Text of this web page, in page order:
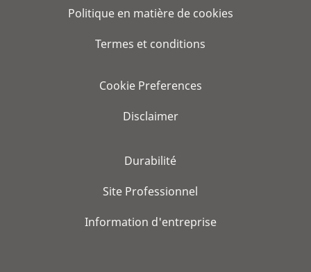
Politique en matière de cookies
Termes et conditions
Cookie Preferences
Disclaimer
Durabilité
Site Professionnel
Information d'entreprise